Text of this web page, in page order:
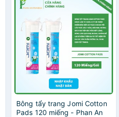
Bông tẩy trang Jomi Cotton
Pads 120 miếng - Phan An